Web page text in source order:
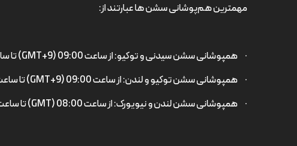
مهمترین هم‌پوشانی سشن ها عبارتند از:
· همپوشانی سشن سیدنی و توکیو: از ساعت 09:00 (GMT+9) تا ساعت 17:30 (GMT+8)
· همپوشانی سشن توکیو و لندن: از ساعت 09:00 (GMT+9) تا ساعت 16:00 (GMT)
· همپوشانی سشن لندن و نیویورک: از ساعت 08:00 (GMT) تا ساعت 21:00 (EST)